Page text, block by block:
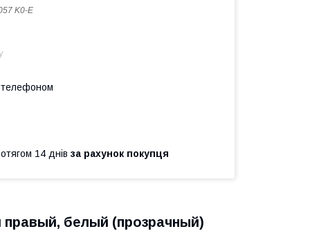
K0-E
телефоном
14 днів за рахунок покупця
правый, белый (прозрачный)